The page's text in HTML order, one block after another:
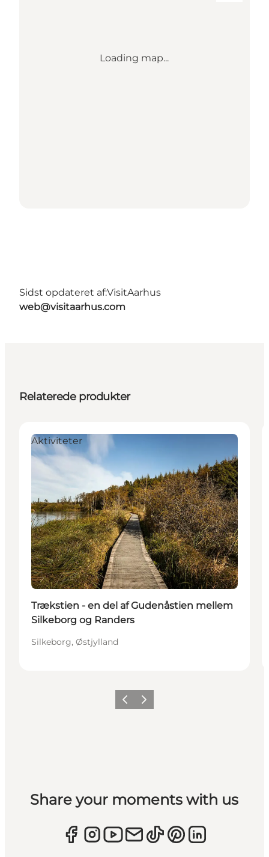
Loading map...
Sidst opdateret af:VisitAarhus
web@visitaarhus.com
Relaterede produkter
Aktiviteter
Trækstien - en del af Gudenåstien mellem
Silkeborg og Randers
Silkeborg, Østjylland
ForrigeNæste
Share your moments with us